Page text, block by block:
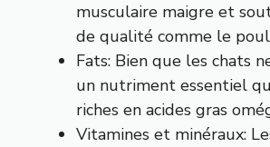
musculaire maigre et
de qualité comme le
Fats: Bien que les chats
un nutriment essentiel
riches en acides gras
Vitamines et minéraux: